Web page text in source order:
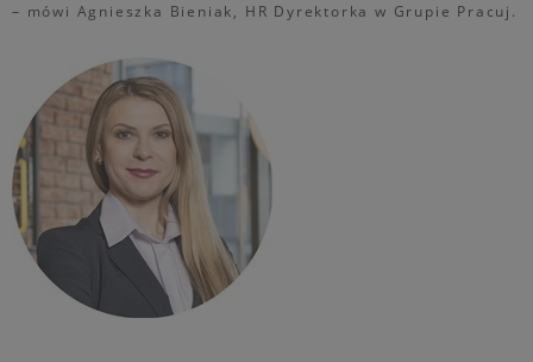
– mówi Agnieszka Bieniak, HR Dyrektorka w Grupie Pracuj.